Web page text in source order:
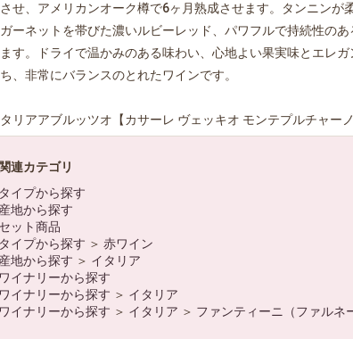
せ、アメリカンオーク樽で6ヶ月熟成させます。タンニンが
ーネットを帯びた濃いルビーレッド、パワフルで持続性の
す。ドライで温かみのある味わい、心地よい果実味とエレ
、非常にバランスのとれたワインです。
リアアブルッツオ【カサーレ ヴェッキオ モンテプルチャー
関連カテゴリ
タイプから探す
産地から探す
セット商品
タイプから探す ＞ 赤ワイン
産地から探す ＞ イタリア
ワイナリーから探す
ワイナリーから探す ＞ イタリア
ワイナリーから探す ＞ イタリア ＞ ファンティーニ（ファルネ